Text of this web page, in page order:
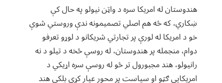
هندوستان له امريکا سره د واټن نيولو په حال کې
ښکاري، که څه هم اصلي تصميمونه ندې وروستي شوې
خو د امريکا له لورې پر تجارتي شريکانو د لوړو تعرفو
دوام، منجمله پر هندوستان، له روسې څخه د تيلو د نه
رانيولو، هند مجبورول تر څو له روسې سره اړيکي د
امريکايي ګټو او سياست پر محور عيار کړې بلکې هند